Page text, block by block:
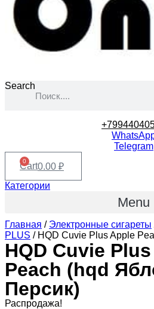
Search
Telegram
0.00 ₽
0
Cart
Категории
Menu
Главная / Электронные сигареты
PLUS / HQD Cuvie Plus Apple
HQD Cuvie
Peach (hqd
Персик)
Распродажа!